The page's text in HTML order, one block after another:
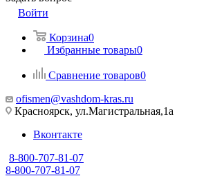
Войти
Корзина0
Избранные товары0
Сравнение товаров0
ofismen@vashdom-kras.ru
Красноярск, ул.Магистральная,1а
Вконтакте
8-800-707-81-07
8-800-707-81-07